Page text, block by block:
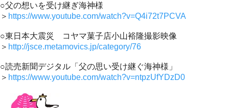
○父の想いを受け継ぎ海神様
＞ https://www.youtube.com/watch?v=Q4i72t7PCVA
○東日本大震災 コヤマ菓子店小山裕隆撮影映像
＞ http://jsce.metamovics.jp/category/76
○読売新聞デジタル「父の思い受け継ぐ海神様」
＞ https://www.youtube.com/watch?v=ntpzUfYDzD0